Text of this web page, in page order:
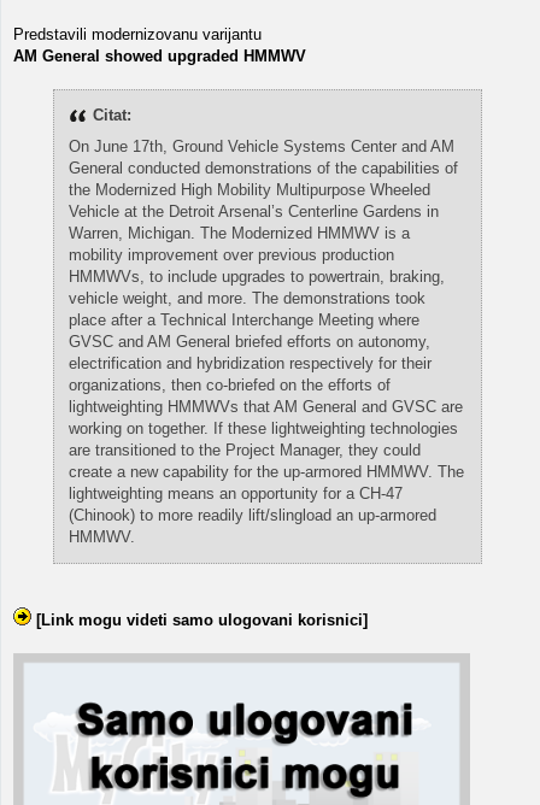
Predstavili modernizovanu varijantu
AM General showed upgraded HMMWV
Citat:
On June 17th, Ground Vehicle Systems Center and AM
General conducted demonstrations of the capabilities of
the Modernized High Mobility Multipurpose Wheeled
Vehicle at the Detroit Arsenal’s Centerline Gardens in
Warren, Michigan. The Modernized HMMWV is a
mobility improvement over previous production
HMMWVs, to include upgrades to powertrain, braking,
vehicle weight, and more. The demonstrations took
place after a Technical Interchange Meeting where
GVSC and AM General briefed efforts on autonomy,
electrification and hybridization respectively for their
organizations, then co-briefed on the efforts of
lightweighting HMMWVs that AM General and GVSC are
working on together. If these lightweighting technologies
are transitioned to the Project Manager, they could
create a new capability for the up-armored HMMWV. The
lightweighting means an opportunity for a CH-47
(Chinook) to more readily lift/slingload an up-armored
HMMWV.
[Link mogu videti samo ulogovani korisnici]